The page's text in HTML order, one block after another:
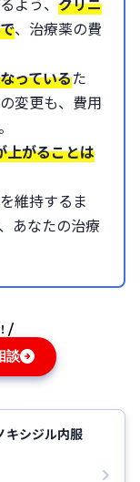
、治療薬の費
っているた
変更も、費用
上がることは
維持するま
あなたの治療
談
キシジル内服